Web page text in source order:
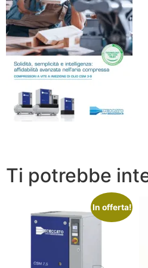
Ti potrebbe
In offerta!